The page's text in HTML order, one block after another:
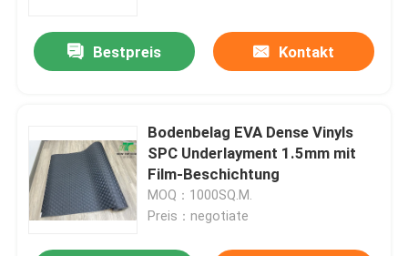
Bestpreis Kontakt
Bodenbelag EVA Dense Vinyls
SPC Underlayment 1.5mm mit
Film-Beschichtung
MOQ：1000SQ.M.
Preis：negotiate